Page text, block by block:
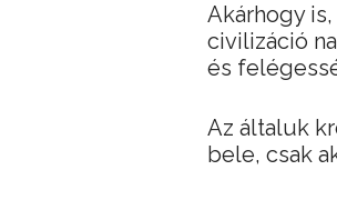
Akárhogy
civilizáció
és
Az általuk
bele, csak